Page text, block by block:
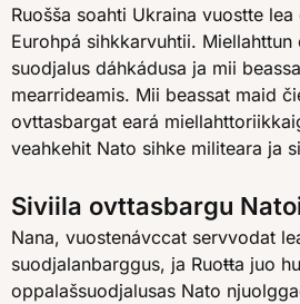
Ruošša soahti Ukraina vuostte
Eurohpá sihkkarvuhtii. Miellahttun
suodjalus dáhkádusa ja mii
mearrideamis. Mii beassat maid
ovttasbargat eará
veahkehit Nato sihke militeara ja
Siviila ovttasbargu
Nana, vuostenávccat servvodat
suodjalanbarggus, ja Ruoŧŧa juo
oppalašsuodjalusas Nato